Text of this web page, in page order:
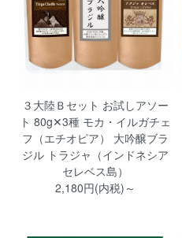
３大陸Ｂセット お試しアソー
ト 80g✕3種 モカ・イルガチェ
フ（エチオピア） 大吟醸ブラ
ジル トラジャ（インドネシア
セレベス島）
2,180円(内税)～